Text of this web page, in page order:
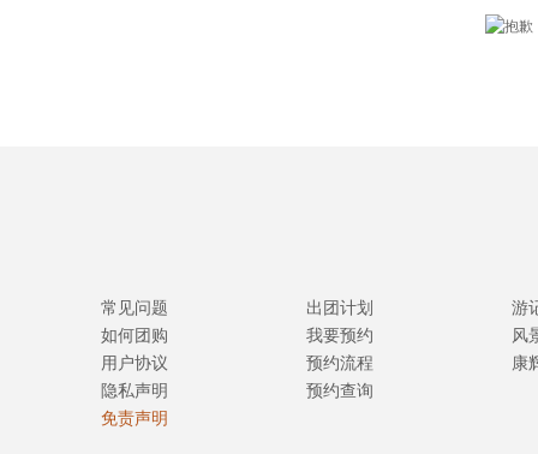
常见问题
如何团购
用户协议
隐私声明
免责声明
出团计划
我要预约
预约流程
预约查询
游
风
康